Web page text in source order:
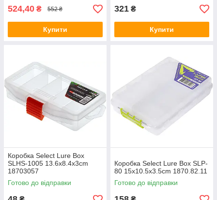
524,40 ₴ 552 ₴
Купити
321 ₴
Купити
Коробка Select Lure Box
SLHS-1005 13.6x8.4x3cm
18703057
Готово до відправки
Коробка Select Lure Box SLP-
80 15x10.5x3.5cm 1870.82.11
Готово до відправки